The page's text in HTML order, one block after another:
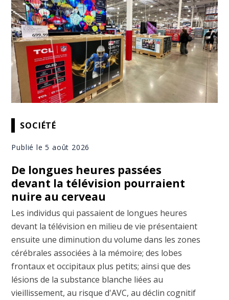
SOCIÉTÉ
Publié le 5 août 2026
De longues heures passées
devant la télévision pourraient
nuire au cerveau
Les individus qui passaient de longues heures
devant la télévision en milieu de vie présentaient
ensuite une diminution du volume dans les zones
cérébrales associées à la mémoire; des lobes
frontaux et occipitaux plus petits; ainsi que des
lésions de la substance blanche liées au
vieillissement, au risque d'AVC, au déclin cognitif